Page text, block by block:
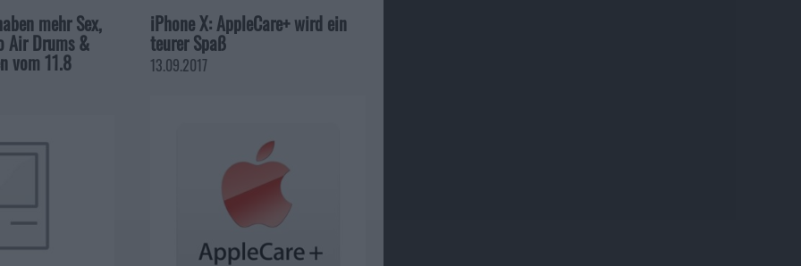
mehr Sex,
Air Drums &
vom 11.8
iPhone X: AppleCare+ wird ein
teurer Spaß
13.09.2017